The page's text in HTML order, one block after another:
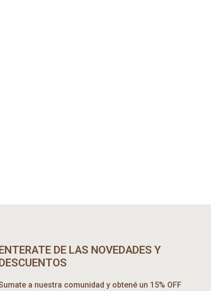
ENTERATE DE LAS NOVEDADES Y
DESCUENTOS
a nuestra comunidad y obtené un 15% OFF